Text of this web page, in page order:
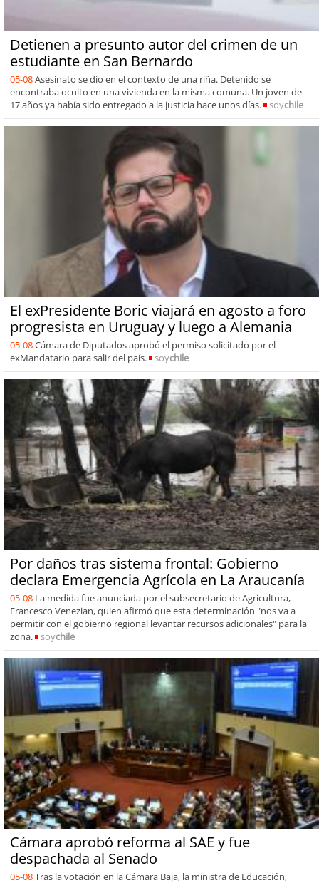
Detienen a presunto autor del crimen de un
estudiante en San Bernardo
05-08Asesinato se dio en el contexto de una riña. Detenido se
encontraba oculto en una vivienda en la misma comuna. Un joven de
17 años ya había sido entregado a la justicia hace unos días.
soychile
El exPresidente Boric viajará en agosto a foro
progresista en Uruguay y luego a Alemania
05-08Cámara de Diputados aprobó el permiso solicitado por el
exMandatario para salir del país.
soychile
Por daños tras sistema frontal: Gobierno
declara Emergencia Agrícola en La Araucanía
05-08 La medida fue anunciada por el subsecretario de Agricultura,
Francesco Venezian, quien afirmó que esta determinación "nos va a
permitir con el gobierno regional levantar recursos adicionales" para la
zona.
soychile
Cámara aprobó reforma al SAE y fue
despachada al Senado
05-08Tras la votación en la Cámara Baja, la ministra de Educación,